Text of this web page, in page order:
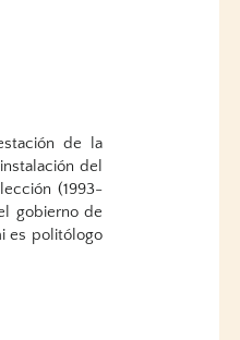
de la
del
(1993-
gobierno de
es politólogo